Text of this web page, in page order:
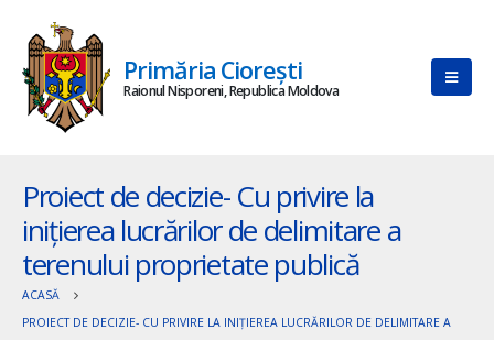
Primăria Ciorești
Raionul Nisporeni, Republica Moldova
Proiect de decizie- Cu privire la
inițierea lucrărilor de delimitare a
terenului proprietate publică
ACASĂ
PROIECT DE DECIZIE- CU PRIVIRE LA INIȚIEREA LUCRĂRILOR DE DELIMITARE A